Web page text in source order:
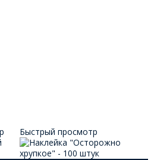
Быстрый просмотр